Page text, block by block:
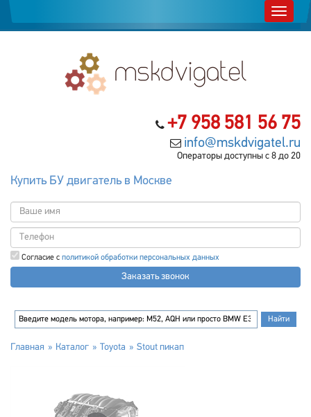
+7 958 581 56 75
info@mskdvigatel.ru
Операторы доступны с 8 до 20
Купить БУ двигатель в Москве
Согласие с политикой обработки персональных данных
Заказать звонок
Главная Каталог Toyota Stout пикап